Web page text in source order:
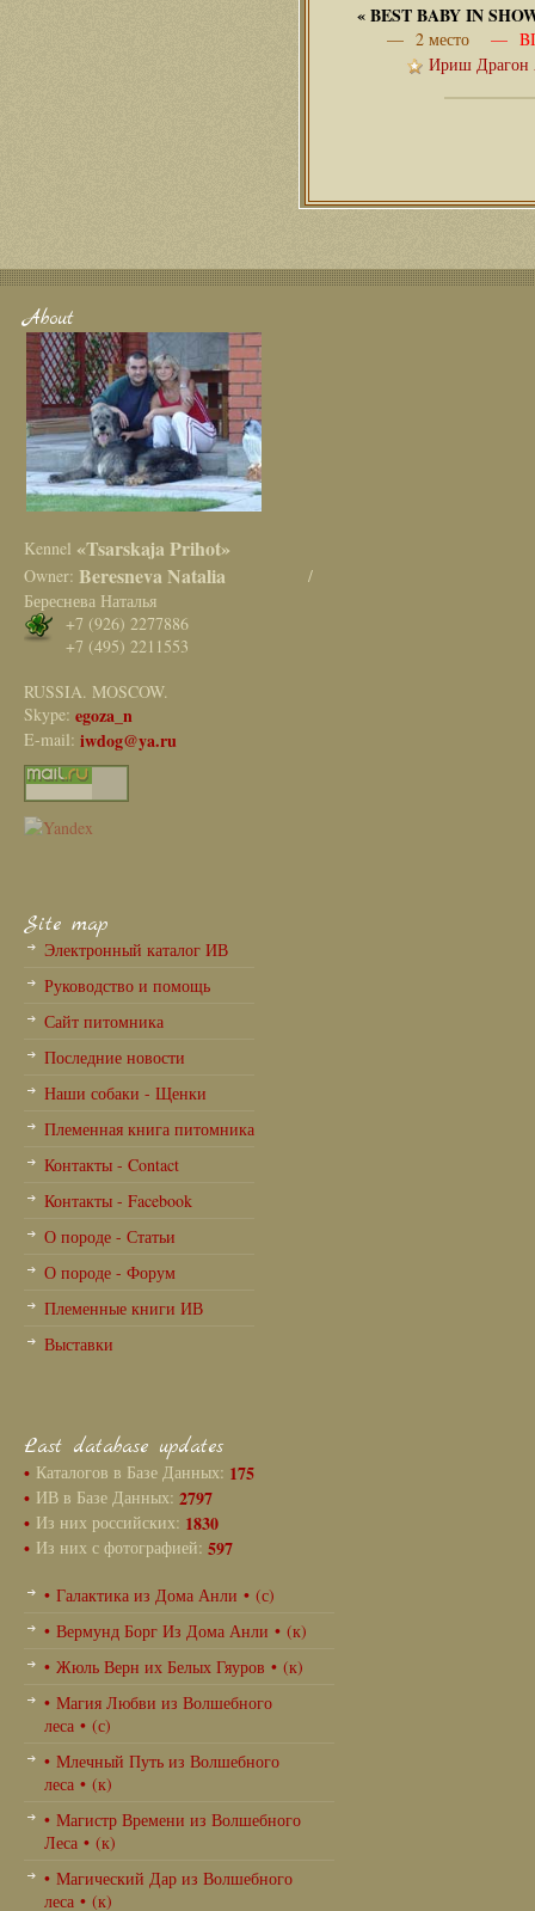
«BEST BABY IN
— 2 место
—
Ириш Драгон
About
Kennel «Tsarskaja Prihot»
Owner: Beresneva Natalia /
Береснева Наталья
+7 (926) 2277886
+7 (495) 2211553
RUSSIA. MOSCOW.
Skype: egoza_n
E-mail: iwdog@ya.ru
Site map
Электронный каталог ИВ
Руководство и помощь
Сайт питомника
Последние новости
Наши собаки - Щенки
Племенная книга питомника
Контакты - Contact
Контакты - Facebook
О породе - Статьи
О породе - Форум
Племенные книги ИВ
Выставки
Last database updates
• Каталогов в Базе Данных: 175
• ИВ в Базе Данных: 2797
• Из них российских: 1830
• Из них с фотографией: 597
• Галактика из Дома Анли • (с)
• Вермунд Борг Из Дома Анли • (к)
• Жюль Верн их Белых Гяуров • (к)
• Магия Любви из Волшебного
леса • (с)
• Млечный Путь из Волшебного
леса • (к)
• Магистр Времени из Волшебного
Леса • (к)
• Магический Дар из Волшебного
леса • (к)